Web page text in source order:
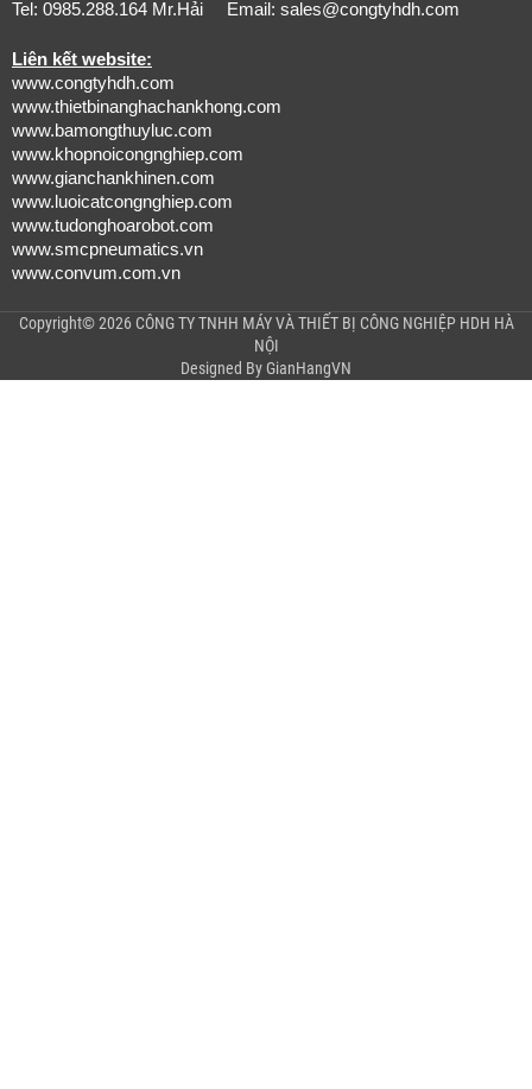
Tel: 0985.288.164 Mr.Hải Email: sales@congtyhdh.com
Liên kết website:
www.congtyhdh.com
www.thietbinanghachankhong.com
www.bamongthuyluc.com
www.khopnoicongnghiep.com
www.gianchankhinen.com
www.luoicatcongnghiep.com
www.tudonghoarobot.com
www.smcpneumatics.vn
www.convum.com.vn
Copyright© 2026 CÔNG TY TNHH MÁY VÀ THIẾT BỊ CÔNG NGHIỆP HDH HÀ
NỘI
Designed By GianHangVN